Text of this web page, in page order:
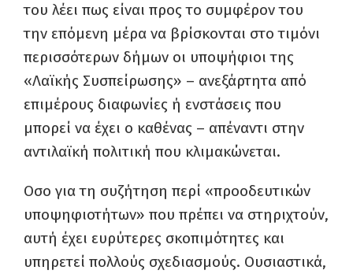
του λέει πως είναι προς το συμφέρον του
την επόμενη μέρα να βρίσκονται στο τιμόνι
περισσότερων δήμων οι υποψήφιοι της
«Λαϊκής Συσπείρωσης» – ανεξάρτητα από
επιμέρους διαφωνίες ή ενστάσεις που
μπορεί να έχει ο καθένας – απέναντι στην
αντιλαϊκή πολιτική που κλιμακώνεται.
Οσο για τη συζήτηση περί «προοδευτικών
υποψηφιοτήτων» που πρέπει να στηριχτούν,
αυτή έχει ευρύτερες σκοπιμότητες και
υπηρετεί πολλούς σχεδιασμούς. Ουσιαστικά,